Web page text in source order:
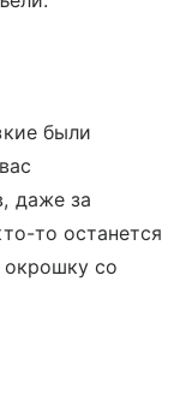
были
даже за
то останется
окрошку со